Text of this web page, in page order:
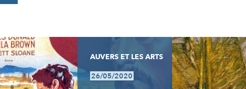
AUVERS ET LES ARTS
26/05/2020